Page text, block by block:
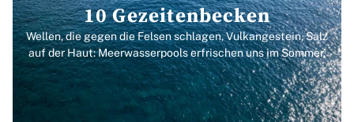
10 Gezeitenbecken
Wellen, die gegen die Felsen schlagen, Vulkangestein, Salz
auf der Haut: Meerwasserpools erfrischen uns im Sommer.